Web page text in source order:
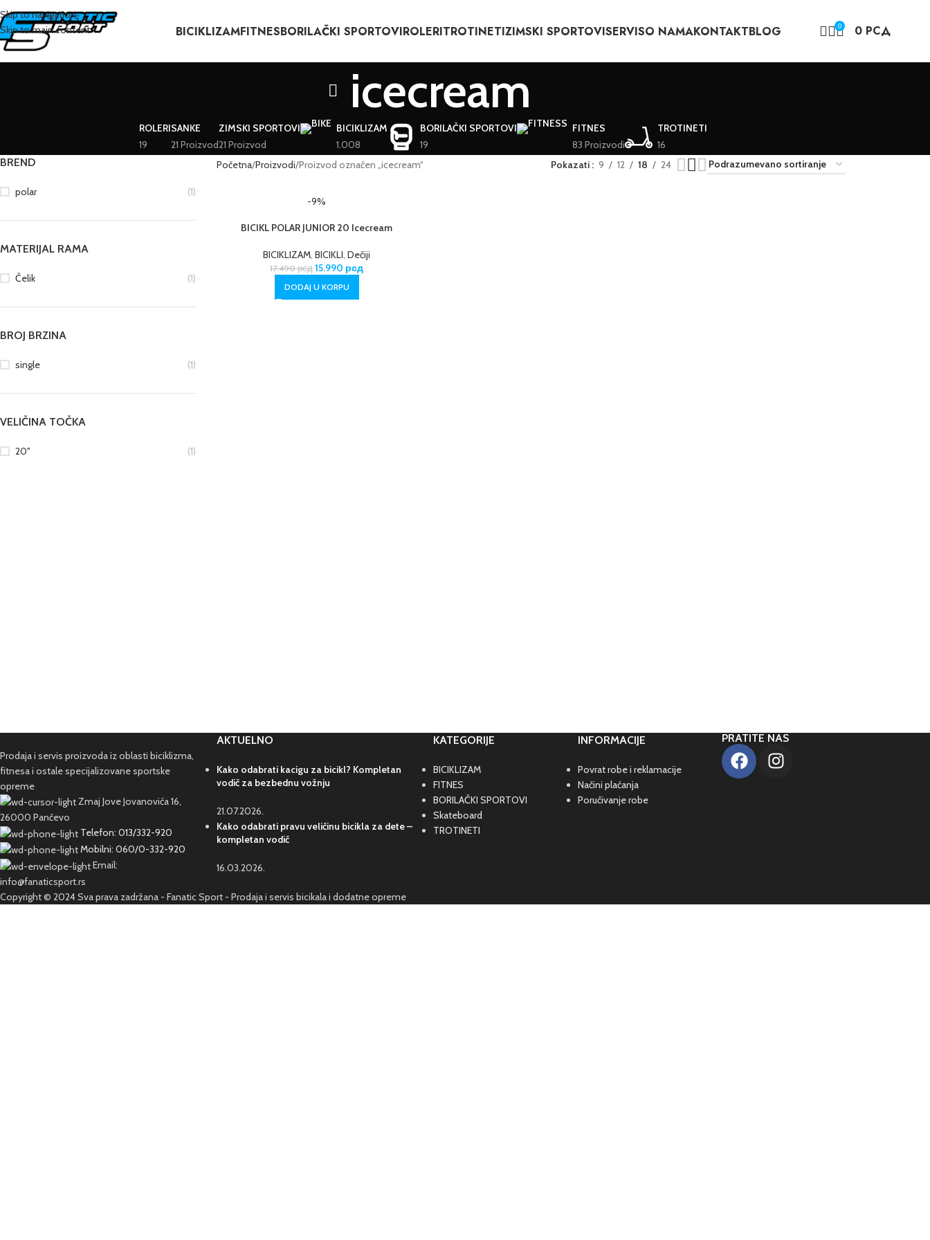
Skip to navigation
Skip to main content
BICIKLIZAMFITNESBORILAČKI SPORTOVIROLERITROTINETIZIMSKI SPORTOVISERVISO NAMAKONTAKTBLOG 0 0 РСД
icecream
ROLERI
19
SANKE
21 Proizvod
ZIMSKI SPORTOVI
21 Proizvod
BICIKLIZAM
1.008
BORILAČKI SPORTOVI
19
FITNES
83 Proizvodi
TROTINETI
16
BREND
polar (1)
MATERIJAL RAMA
Čelik (1)
BROJ BRZINA
single (1)
VELIČINA TOČKA
20'' (1)
Početna Proizvodi Proizvod označen „icecream“ Pokazati 9 12 18 24
-9%
BICIKL POLAR JUNIOR 20 Icecream
BICIKLIZAM,BICIKLI,Dečiji
17.490рсд 15.990 рсд
DODAJ U KORPU
Prodaja i servis proizvoda iz oblasti biciklizma,
fitnesa i ostale specijalizovane sportske
opreme
Zmaj Jove Jovanovića 16,
26000 Pančevo
Telefon: 013/332-920
Mobilni: 060/0-332-920
Email:
info@fanaticsport.rs
AKTUELNO
Kako odabrati kacigu za bicikl? Kompletan
vodič za bezbednu vožnju
21.07.2026.
Kako odabrati pravu veličinu bicikla za dete –
kompletan vodič
16.03.2026.
KATEGORIJE
BICIKLIZAM
FITNES
BORILAČKI SPORTOVI
Skateboard
TROTINETI
INFORMACIJE
Povrat robe i reklamacije
Načini plaćanja
Poručivanje robe
PRATITE NAS
Copyright © 2024 Sva prava zadržana - Fanatic Sport - Prodaja i servis bicikala i dodatne opreme